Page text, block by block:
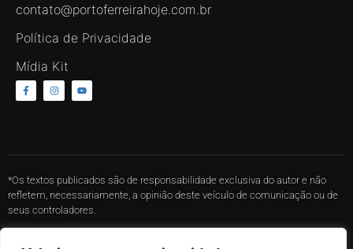
contato@portoferreirahoje.com.br
Política de Privacidade
Mídia Kit
*Os textos publicados são de responsabilidade exclusiva do autor e não
refletem, necessariamente, a opinião deste veículo de comunicação ou de
seus controladores.